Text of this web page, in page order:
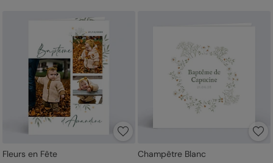
Fleurs en Fête
Champêtre Blanc